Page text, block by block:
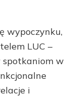
wypoczynku,
LUC –
spotkaniom w
i